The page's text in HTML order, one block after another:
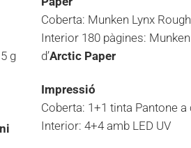
g
Coberta: Munken Lynx Rough
Interior 180 pàgines:
d’Arctic Paper
Impressió
Coberta: 1+1 tinta Pantone
Interior: 4+4 amb LED UV